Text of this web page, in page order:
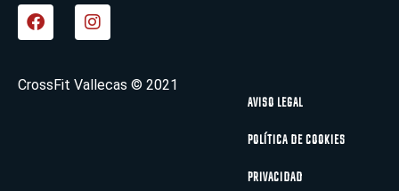
F
a
b
I
n
a
CrossFit Vallecas © 2021
AVISO LEGAL
POLÍTICA DE COOKIES
PRIVACIDAD